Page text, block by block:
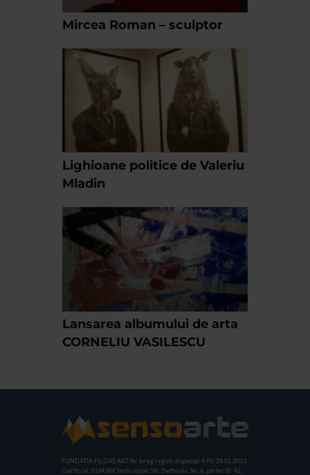
Mircea Roman – sculptor
Lighioane politice de Valeriu
Mladin
Lansarea albumului de arta
CORNELIU VASILESCU
FUNDATIA FILDAS ART Nr inreg registrul special: 4 PJ/ 29.01.2013
Cod fiscal: 9164384 Sediu social: Str. Delfinului, Nr. 6, parter Bl. 42,